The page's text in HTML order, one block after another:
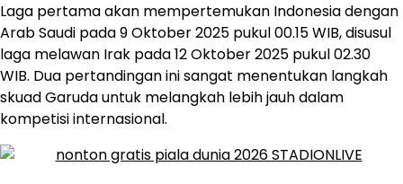
Laga pertama akan mempertemukan Indonesia dengan
Arab Saudi pada 9 Oktober 2025 pukul 00.15 WIB, disusul
laga melawan Irak pada 12 Oktober 2025 pukul 02.30
WIB. Dua pertandingan ini sangat menentukan langkah
skuad Garuda untuk melangkah lebih jauh dalam
kompetisi internasional.